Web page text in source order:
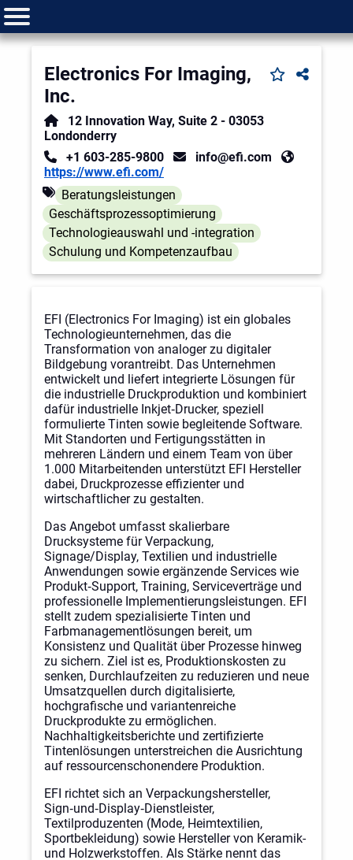
Electronics For Imaging,
Inc.
12 Innovation Way, Suite 2 - 03053
Londonderry
+1 603-285-9800
info@efi.com
https://www.efi.com/
Beratungsleistungen
Geschäftsprozessoptimierung
Technologieauswahl und -integration
Schulung und Kompetenzaufbau
EFI (Electronics For Imaging) ist ein globales
Technologieunternehmen, das die
Transformation von analoger zu digitaler
Bildgebung vorantreibt. Das Unternehmen
entwickelt und liefert integrierte Lösungen für
die industrielle Druckproduktion und kombiniert
dafür industrielle Inkjet‑Drucker, speziell
formulierte Tinten sowie begleitende Software.
Mit Standorten und Fertigungsstätten in
mehreren Ländern und einem Team von über
1.000 Mitarbeitenden unterstützt EFI Hersteller
dabei, Druckprozesse effizienter und
wirtschaftlicher zu gestalten.
Das Angebot umfasst skalierbare
Drucksysteme für Verpackung,
Signage/Display, Textilien und industrielle
Anwendungen sowie ergänzende Services wie
Produkt‑Support, Training, Serviceverträge und
professionelle Implementierungsleistungen. EFI
stellt zudem spezialisierte Tinten und
Farbmanagementlösungen bereit, um
Konsistenz und Qualität über Prozesse hinweg
zu sichern. Ziel ist es, Produktionskosten zu
senken, Durchlaufzeiten zu reduzieren und neue
Umsatzquellen durch digitalisierte,
hochgrafische und variantenreiche
Druckprodukte zu ermöglichen.
Nachhaltigkeitsberichte und zertifizierte
Tintenlösungen unterstreichen die Ausrichtung
auf ressourcenschonendere Produktion.
EFI richtet sich an Verpackungshersteller,
Sign‑und‑Display‑Dienstleister,
Textilproduzenten (Mode, Heimtextilien,
Sportbekleidung) sowie Hersteller von Keramik-
und Holzwerkstoffen. Als Stärke nennt das